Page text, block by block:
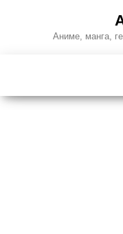
Аниме, манга,